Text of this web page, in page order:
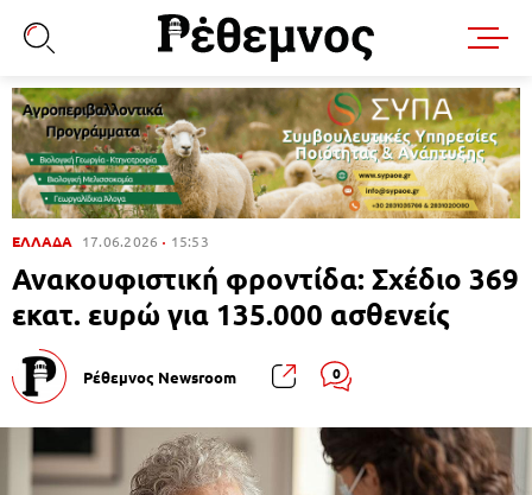
ΕΛΛΑΔΑ 17.06.2026 15:53
Ανακουφιστική φροντίδα: Σχέδιο 369
εκατ. ευρώ για 135.000 ασθενείς
Ρέθεμνος Newsroom 0